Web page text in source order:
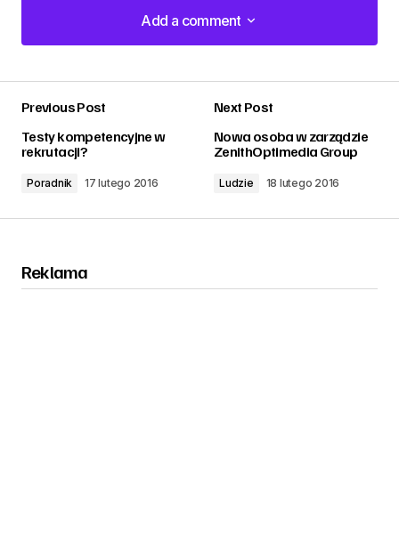
Add a comment
Add a comment
Previous Post
Testy kompetencyjne w
rekrutacji?
Poradnik 17 lutego 2016
Next Post
Nowa osoba w zarządzie
ZenithOptimedia Group
Ludzie 18 lutego 2016
Reklama